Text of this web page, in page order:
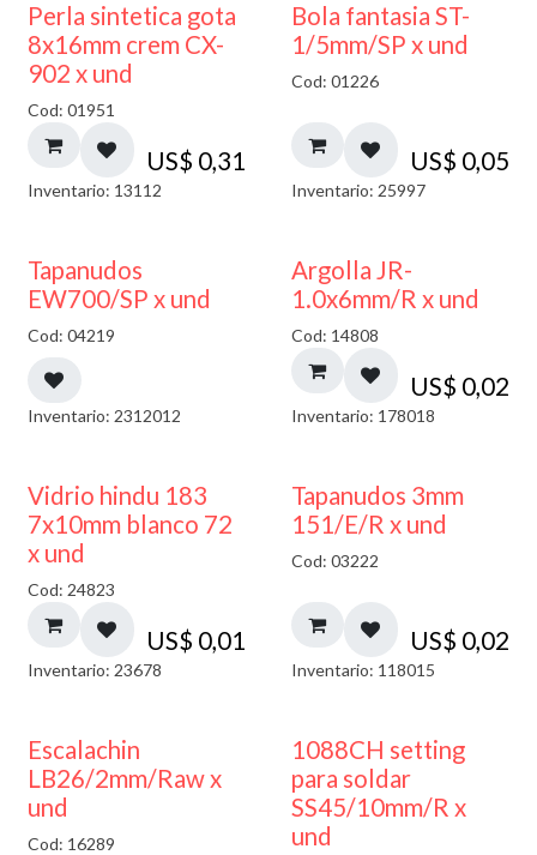
Perla sintetica gota
8x16mm crem CX-
902 x und
Cod: 01951
US$ 0,31
Inventario: 13112
Bola fantasia ST-
1/5mm/SP x und
Cod: 01226
US$ 0,05
Inventario: 25997
50% DESCUENTO
Tapanudos
EW700/SP x und
Cod: 04219
Inventario: 2312012
Argolla JR-
1.0x6mm/R x und
Cod: 14808
US$ 0,02
Inventario: 178018
40% DESCUENTO
Vidrio hindu 183
7x10mm blanco 72
x und
Cod: 24823
US$ 0,01
Inventario: 23678
Tapanudos 3mm
151/E/R x und
Cod: 03222
US$ 0,02
Inventario: 118015
Escalachin
LB26/2mm/Raw x
und
Cod: 16289
1088CH setting
para soldar
SS45/10mm/R x
und